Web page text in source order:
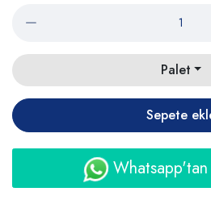
Palet
Sepete
Whatsapp'tan